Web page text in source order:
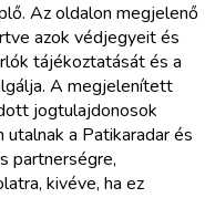
Az oldalon megjelenő
azok védjegyeit és
tájékoztatását és a
A megjelenített
jogtulajdonosok
a Patikaradar és
partnerségre,
kivéve, ha ez